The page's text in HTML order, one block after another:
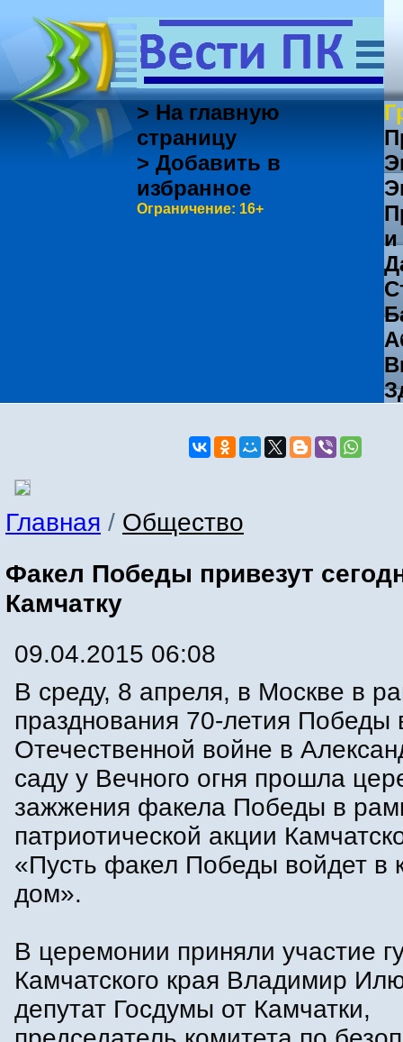
> На главную
страницу
> Добавить в
избранное
Ограничение: 16+
Главная / Общество
Факел Победы привезут
Камчатку
09.04.2015 06:08
В среду, 8 апреля, в Москве в
празднования 70-летия Победы
Отечественной войне в
саду у Вечного огня прошла
зажжения факела Победы в
патриотической акции
«Пусть факел Победы войдет в
дом».
В церемонии приняли участие
Камчатского края Владимир
депутат Госдумы от Камчатки,